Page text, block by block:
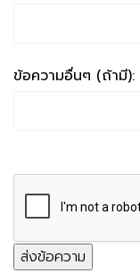
ข้อความอื่นๆ (ถ้ามี):